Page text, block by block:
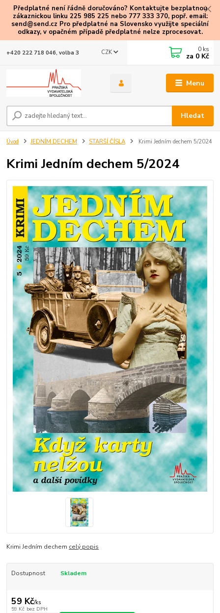
Předplatné není řádně doručováno? Kontaktujte bezplatnou
zákaznickou linku 225 985 225 nebo 777 333 370, popř. email:
send@send.cz Pro předplatné na Slovensko využijte speciální
odkazy, v opačném případě předplatné nelze zprocesovat.
Menu
CZK
Hledat
+420 222 718 046, volba 3 0 ks
za 0 Kč
Úvod JEDNÍM DECHEM STARŠÍ ČÍSLA Krimi Jedním dechem 5/2024
Krimi Jedním dechem 5/2024
Krimi Jedním dechem celý popis
Dostupnost Skladem
59 Kč/ks
59 Kč bez DPH